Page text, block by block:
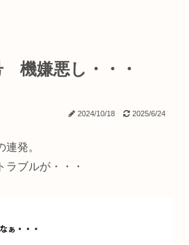
機嫌悪し・・・
2024/10/18 2025/6/24
連発。
ラブルが・・・